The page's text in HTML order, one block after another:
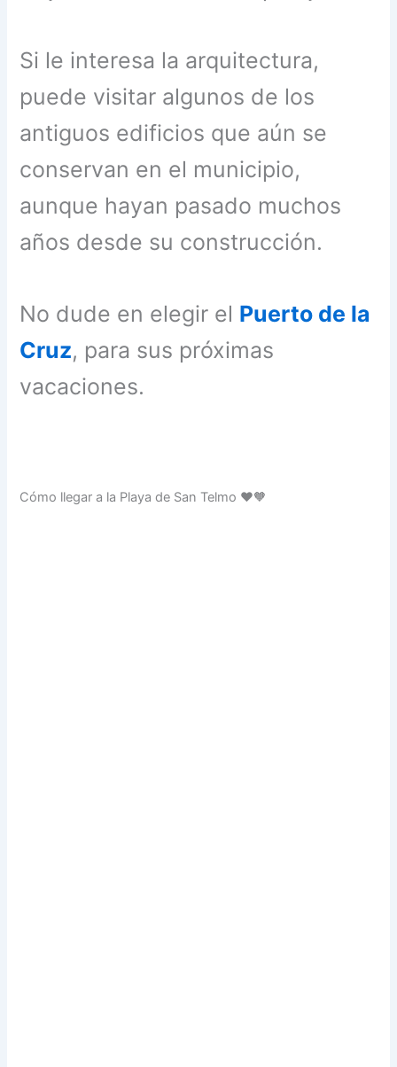
Si le interesa la arquitectura,
puede visitar algunos de los
antiguos edificios que aún se
conservan en el municipio,
aunque hayan pasado muchos
años desde su construcción.
No dude en elegir el Puerto de la
Cruz, para sus próximas
vacaciones.
Cómo llegar a la Playa de San Telmo ❤️🧡